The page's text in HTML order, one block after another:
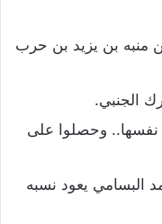
منبه بن يزيد بن حرب
الجنبي.
نفسها.. وحصلوا على
البسامي يعود نسبه